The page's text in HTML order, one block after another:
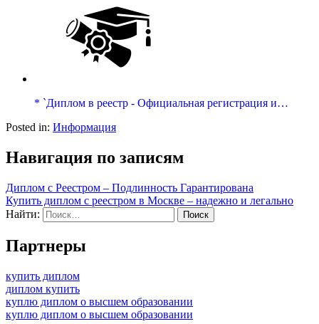
* `Диплом в реестр - Официальная регистрация и…
Posted in: Информация
Навигация по записям
Диплом с Реестром – Подлинность Гарантирована
Купить диплом с реестром в Москве – надежно и легально
Найти:
Партнеры
купить диплом
диплом купить
куплю диплом о высшем образовании
куплю диплом о высшем образовании